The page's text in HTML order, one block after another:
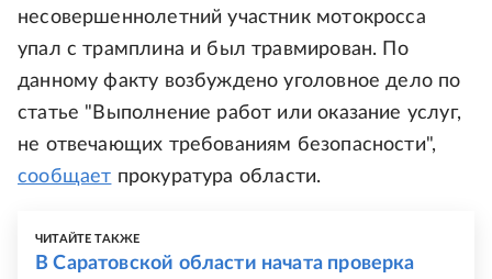
несовершеннолетний участник мотокросса
упал с трамплина и был травмирован. По
данному факту возбуждено уголовное дело по
статье "Выполнение работ или оказание услуг,
не отвечающих требованиям безопасности",
сообщает прокуратура области.
ЧИТАЙТЕ ТАКЖЕ
В Саратовской области начата проверка